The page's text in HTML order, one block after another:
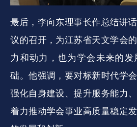
最后，李向东理事长作总结讲
议的召开，为江苏省天文学会
力和动力，也为学会未来的发
础。他强调，要对标新时代学
强化自身建设、提升服务能力
着力推动学会事业高质量稳定